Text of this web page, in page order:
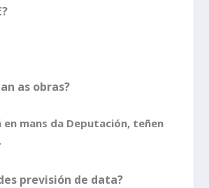
as obras?
mans da Deputación, teñen
previsión de data?